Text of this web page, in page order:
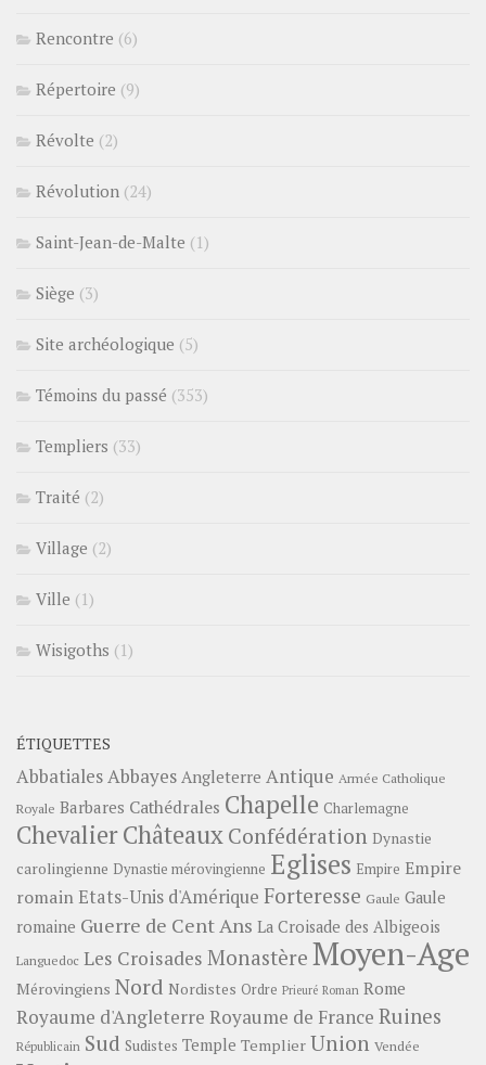
Rencontre (6)
Répertoire (9)
Révolte (2)
Révolution (24)
Saint-Jean-de-Malte (1)
Siège (3)
Site archéologique (5)
Témoins du passé (353)
Templiers (33)
Traité (2)
Village (2)
Ville (1)
Wisigoths (1)
ÉTIQUETTES
AbbatialesAbbayes Angleterre Antique Armée Catholique
Royale Barbares Cathédrales Chapelle Charlemagne
ChevalierChâteauxConfédération Dynastie
carolingienne Dynastie mérovingienne Eglises Empire Empire
romainEtats-Unis d'Amérique Forteresse Gaule Gaule
romaine Guerre de Cent Ans La Croisade des Albigeois
Languedoc Les Croisades Monastère Moyen-Age
Mérovingiens Nord Nordistes Ordre Prieuré Roman Rome
Royaume d'Angleterre Royaume de France Ruines
Républicain Sud Sudistes Temple Templier Union Vendée